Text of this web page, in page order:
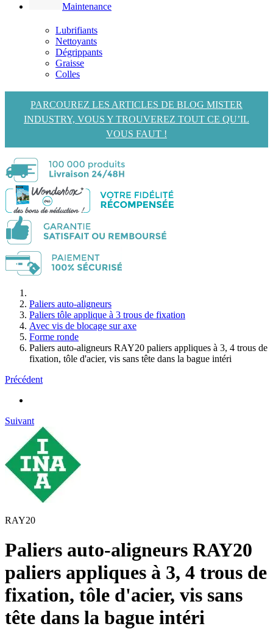
Maintenance
Lubrifiants
Nettoyants
Dégrippants
Graisse
Colles
PARCOUREZ LES ARTICLES DE BLOG MISTER
INDUSTRY, VOUS Y TROUVEREZ TOUT CE QU’IL
VOUS FAUT !
Paliers auto-aligneurs
Paliers tôle applique à 3 trous de fixation
Avec vis de blocage sur axe
Forme ronde
Paliers auto-aligneurs RAY20 paliers appliques à 3, 4 trous de
fixation, tôle d'acier, vis sans tête dans la bague intéri
Précédent
Suivant
RAY20
Paliers auto-aligneurs RAY20
paliers appliques à 3, 4 trous de
fixation, tôle d'acier, vis sans
tête dans la bague intéri